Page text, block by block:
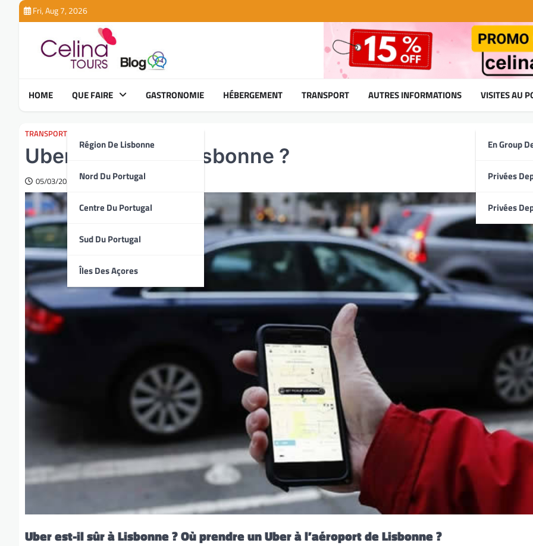
Fri, Aug 7, 2026
HOME QUE FAIRE
Région De Lisbonne
Nord Du Portugal
Centre Du Portugal
Sud Du Portugal
Îles Des Açores
GASTRONOMIE HÉBERGEMENT TRANSPORT AUTRES INFORMATIONS VISITES AU
En Group
Privées
Privées
TRANSPORT
Uber est-il sûr à Lisbonne ?
05/03/2025
Uber est-il sûr à Lisbonne ? Où prendre un Uber à l’aéroport de Lisbonne ?